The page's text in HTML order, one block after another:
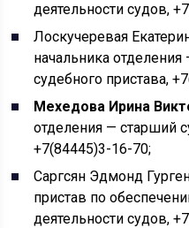
деятельности судов,
Лоскучеревая
начальника
судебного пристава,
Мехедова Ирина
отделения — старший
+7(84445)3-16-70;
Саргсян Эдмонд
пристав по
деятельности судов,